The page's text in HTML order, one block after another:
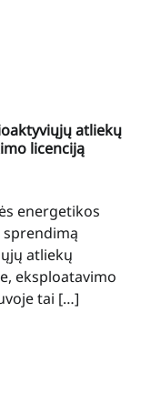
atliekų
licenciją
energetikos
sprendimą
atliekų
eksploatavimo
tai […]